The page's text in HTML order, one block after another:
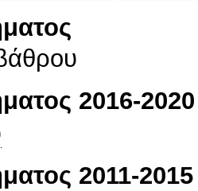
2016-2020
2011-2015